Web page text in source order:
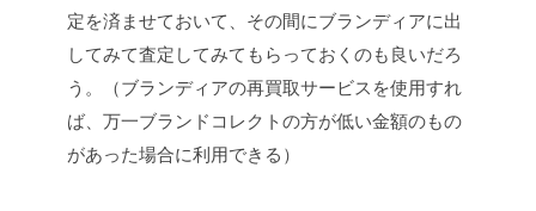
定を済ませておいて、その間にブランディアに出
してみて査定してみてもらっておくのも良いだろ
う。（ブランディアの再買取サービスを使用すれ
ば、万一ブランドコレクトの方が低い金額のもの
があった場合に利用できる）